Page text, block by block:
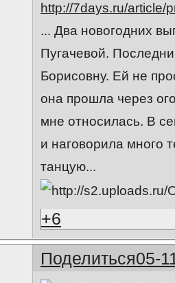
http://7days.ru/
... Два новогодних
Пугачевой.
Борисовну. Ей не
она прошла через
мне относилась. В
и наговорила много
танцую...
+6
Поделиться05-